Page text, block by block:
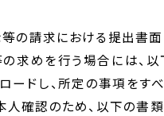
の請求における提出書面
求めを行う場合には、
ードし、所定の事項をす
人確認のため、以下の書